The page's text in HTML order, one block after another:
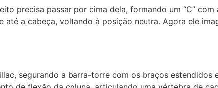
precisa passar por cima dela, formando um “C” com
a cabeça, voltando à posição neutra. Agora ele
segurando a barra-torre com os braços estendidos